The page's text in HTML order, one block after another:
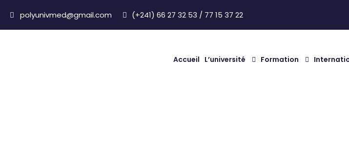
polyunivmed@gmail.com (+241) 66 27 32 53 / 77 15 37 22
Accueil L’université Formation